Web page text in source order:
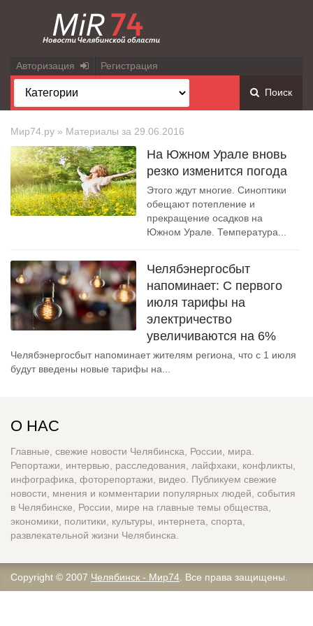
Авторизация Регистрация
Поиск
Мир74.ру » Материалы за 29.06.2016
На Южном Урале вновь
резко изменится погода
Этого ждут многие. Синоптики
обещают потепление и
прекращение осадков на
Южном Урале. Температура...
Челябэнергосбыт
напоминает: С первого
июля тарифы на
электричество
увеличиваются на 6%
Челябэнергосбыт напоминает жителям региона, что с 1 июля
будут введены новые тарифы на...
О НАС
Главные, свежие новости Челябинска, России, мира.
Репортажи, интервью, расследования, лайфхаки, конфликты,
инфографика, фоторепортажи, видео. Публикуем свежие
новости, мнения и комментарии популярных людей, события
в Челябинске, России, мире на главные темы общества,
экономики, политики, культуры, интернета, спорта,
развлекательной жизни Челябинска.
Copyright © 2007 Челябинск - Мир74 . Все права защищены.